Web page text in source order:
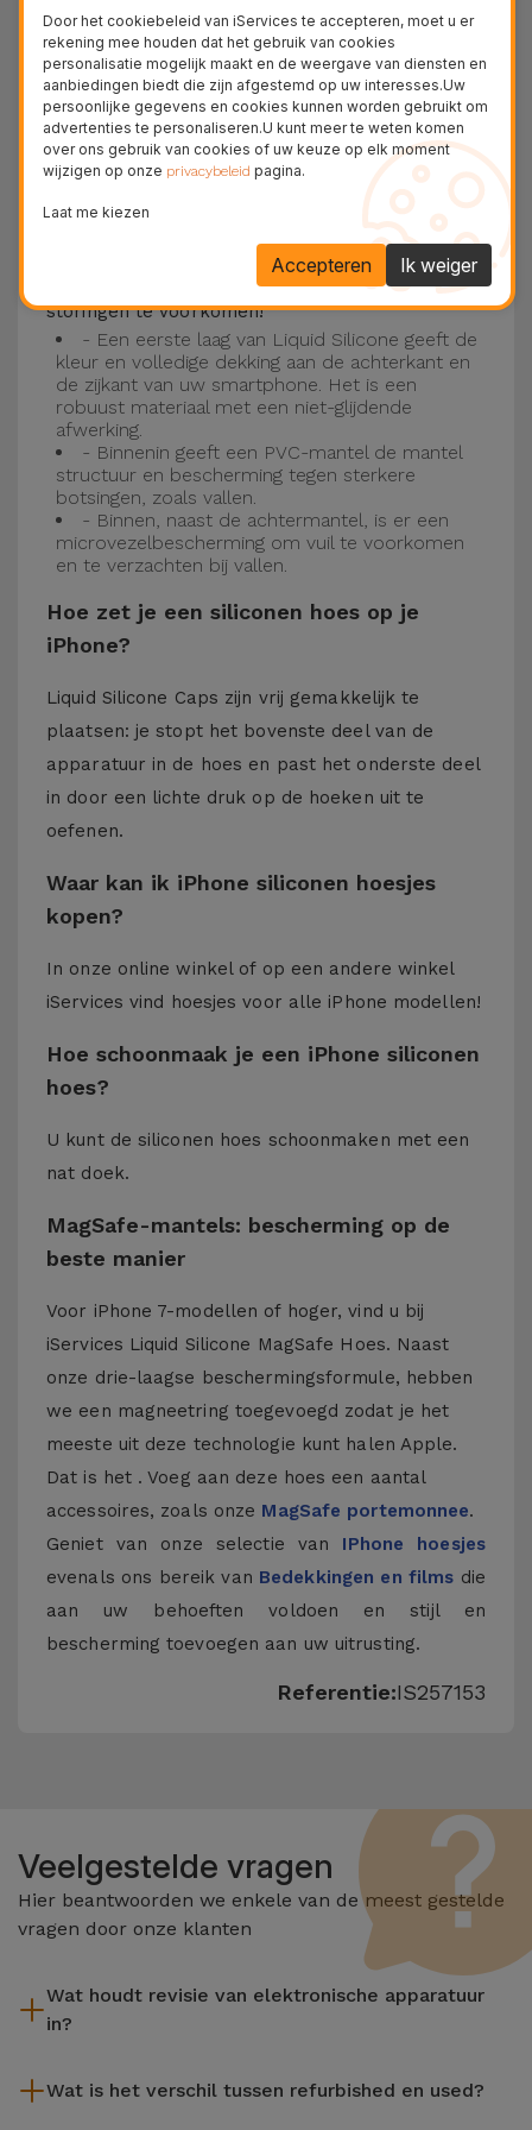
15, 14, 13, 12 onder meer en het nieuwste model
van de Apple, deiPhone 16eniPhone 17.
Drie-laagse bescherming met de
siliconen kappen
Onze iPhone siliconen hoesjes hebben een
robuuste, kwalitatieve constructie met een
drielaagse constructie om ongelukken en
storingen te voorkomen!
- Een eerste laag van Liquid Silicone geeft de
kleur en volledige dekking aan de achterkant en
de zijkant van uw smartphone. Het is een
robuust materiaal met een niet-glijdende
afwerking.
- Binnenin geeft een PVC-mantel de mantel
structuur en bescherming tegen sterkere
botsingen, zoals vallen.
- Binnen, naast de achtermantel, is er een
microvezelbescherming om vuil te voorkomen
en te verzachten bij vallen.
Hoe zet je een siliconen hoes op je
iPhone?
Liquid Silicone Caps zijn vrij gemakkelijk te
plaatsen: je stopt het bovenste deel van de
apparatuur in de hoes en past het onderste deel
in door een lichte druk op de hoeken uit te
oefenen.
Waar kan ik iPhone siliconen hoesjes
kopen?
In onze online winkel of op een andere winkel
iServices vind hoesjes voor alle iPhone modellen!
Hoe schoonmaak je een iPhone siliconen
hoes?
U kunt de siliconen hoes schoonmaken met een
nat doek.
MagSafe-mantels: bescherming op de
beste manier
Voor iPhone 7-modellen of hoger, vind u bij
iServices Liquid Silicone MagSafe Hoes. Naast
onze drie-laagse beschermingsformule, hebben
we een magneetring toegevoegd zodat je het
meeste uit deze technologie kunt halen Apple.
Dat is het . Voeg aan deze hoes een aantal
accessoires, zoals onze MagSafe portemonnee.
Geniet van onze selectie van IPhone hoesjes
evenals ons bereik van Bedekkingen en films die
aan uw behoeften voldoen en stijl en
bescherming toevoegen aan uw uitrusting.
Referentie:IS257153
Veelgestelde vragen
Hier beantwoorden we enkele van de meest gestelde
vragen door onze klanten
Wat houdt revisie van elektronische apparatuur
in?
reiniging, en niet te vergeten het repareren van elk defect
Wat is het verschil tussen refurbished en used?
Door het cookiebeleid van iServices te accepteren, moet u er
rekening mee houden dat het gebruik van cookies
personalisatie mogelijk maakt en de weergave van diensten en
aanbiedingen biedt die zijn afgestemd op uw interesses.Uw
persoonlijke gegevens en cookies kunnen worden gebruikt om
advertenties te personaliseren.U kunt meer te weten komen
over ons gebruik van cookies of uw keuze op elk moment
wijzigen op onze privacybeleid pagina.
Laat me kiezen
Ik weiger
Accepteren